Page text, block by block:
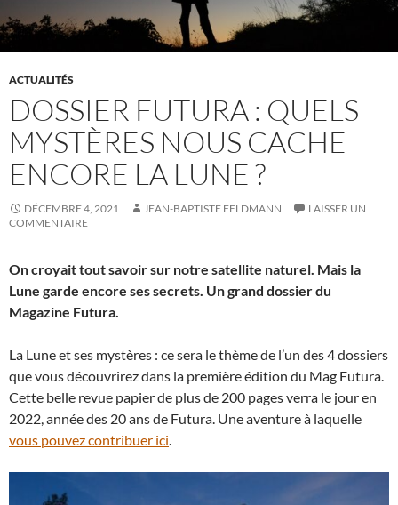
ACTUALITÉS
DOSSIER FUTURA : QUELS
MYSTÈRES NOUS CACHE
ENCORE LA LUNE ?
DÉCEMBRE 4, 2021 JEAN-BAPTISTE FELDMANN
LAISSER UN
COMMENTAIRE
On croyait tout savoir sur notre satellite naturel. Mais la
Lune garde encore ses secrets. Un grand dossier du
Magazine Futura.
La Lune et ses mystères : ce sera le thème de l’un des 4 dossiers
que vous découvrirez dans la première édition du Mag Futura.
Cette belle revue papier de plus de 200 pages verra le jour en
2022, année des 20 ans de Futura. Une aventure à laquelle
vous pouvez contribuer ici